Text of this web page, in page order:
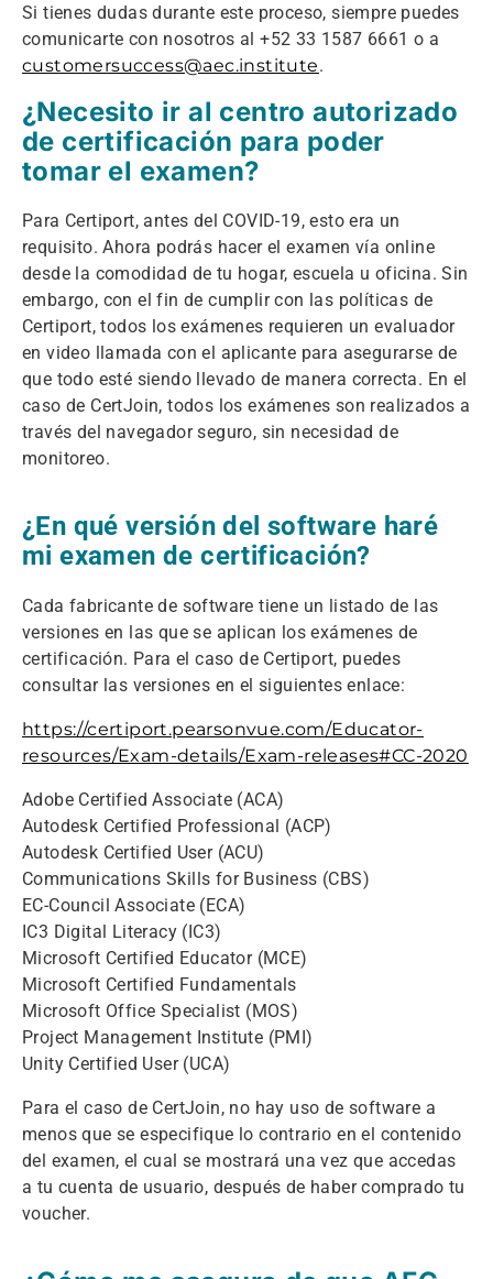
Si tienes dudas durante este proceso, siempre puedes
comunicarte con nosotros al +52 33 1587 6661 o a
customersuccess@aec.institute.
¿Necesito ir al centro autorizado
de certificación para poder
tomar el examen?
Para Certiport, antes del COVID-19, esto era un
requisito. Ahora podrás hacer el examen vía online
desde la comodidad de tu hogar, escuela u oficina. Sin
embargo, con el fin de cumplir con las políticas de
Certiport, todos los exámenes requieren un evaluador
en video llamada con el aplicante para asegurarse de
que todo esté siendo llevado de manera correcta. En el
caso de CertJoin, todos los exámenes son realizados a
través del navegador seguro, sin necesidad de
monitoreo.
¿En qué versión del software haré
mi examen de certificación?
Cada fabricante de software tiene un listado de las
versiones en las que se aplican los exámenes de
certificación. Para el caso de Certiport, puedes
consultar las versiones en el siguientes enlace:
https://certiport.pearsonvue.com/Educator-
resources/Exam-details/Exam-releases#CC-2020
Adobe Certified Associate (ACA)
Autodesk Certified Professional (ACP)
Autodesk Certified User (ACU)
Communications Skills for Business (CBS)
EC-Council Associate (ECA)
IC3 Digital Literacy (IC3)
Microsoft Certified Educator (MCE)
Microsoft Certified Fundamentals
Microsoft Office Specialist (MOS)
Project Management Institute (PMI)
Unity Certified User (UCA)
Para el caso de CertJoin, no hay uso de software a
menos que se especifique lo contrario en el contenido
del examen, el cual se mostrará una vez que accedas
a tu cuenta de usuario, después de haber comprado tu
voucher.